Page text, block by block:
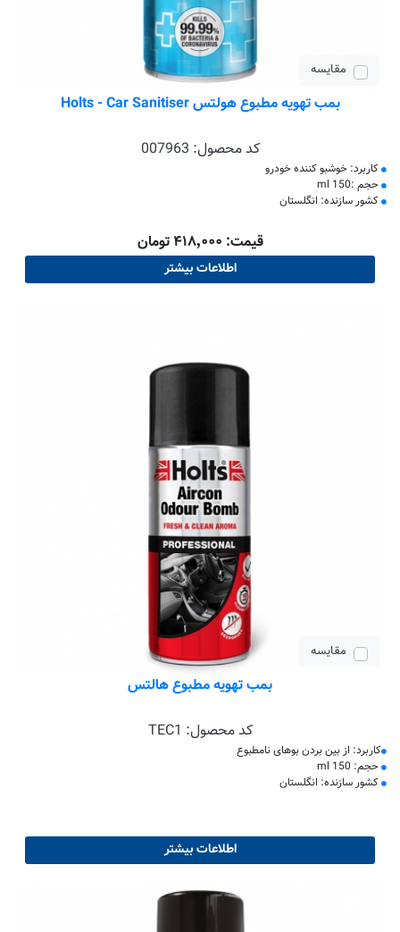
مقایسه
بمب تهویه مطبوع هولتس Holts - Car Sanitiser
کد محصول: 007963
کاربرد: خوشبو کننده خودرو
حجم :150 ml
کشور سازنده: انگلستان
قیمت: ۴۱۸٬۰۰۰ تومان
اطلاعات بیشتر
مقایسه
بمب تهویه مطبوع هالتس
کد محصول: TEC1
کاربرد: از بین بردن بوهای نامطبوع
حجم: 150 ml
کشور سازنده: انگلستان
اطلاعات بیشتر